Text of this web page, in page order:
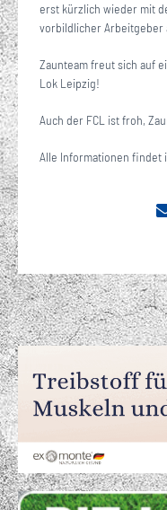
erst kürzlich wieder mit
vorbildlicher Arbeitgeber
Zaunteam freut sich auf
Lok Leipzig!
Auch der FCL ist froh,
Alle Informationen findet